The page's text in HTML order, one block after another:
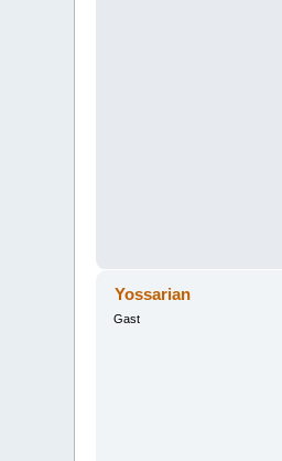
Yossarian
Gast